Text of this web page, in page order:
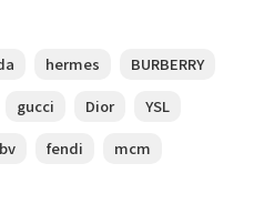
hermes
BURBERRY
gucci Dior
YSL
bv fendi mcm